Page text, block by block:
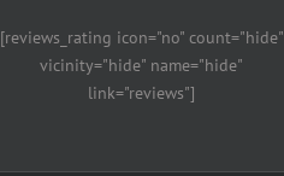
[reviews_rating icon="no" count="hide"
vicinity="hide" name="hide"
link="reviews"]